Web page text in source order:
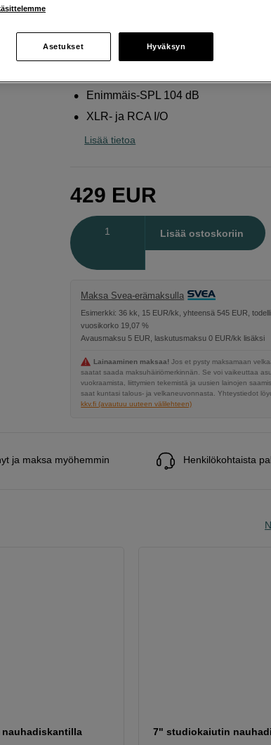
Helsingin myymälä: Varastotilanne
Enimmäis-SPL 104 dB
XLR- ja RCA I/O
Lisää tietoa
429 EUR
Lisää ostoskoriin
Maksa Svea-erämaksulla
Esimerkki: 36 kk, 15 EUR/kk, yhteensä 545 EUR,
vuosikorko 19,07 %
Avausmaksu 5 EUR, laskutusmaksu 0 EUR/kk lisäksi
Lainaaminen maksaa! Jos et pysty maksamaan
saatat saada maksuhäiriömerkinnän. Se voi vaikeuttaa
vuokraamista, liittymien tekemistä ja uusien lainojen
saat kuntasi talous- ja velkaneuvonnasta. Yhteystiedot
kkv.fi (avautuu uuteen välilehteen)
ja maksa myöhemmin Henkilökohtaista
7" studiokaiutin
Asetukset Hyväksyn